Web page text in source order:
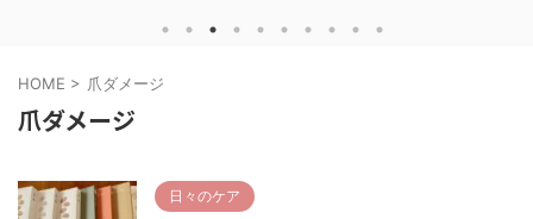
HOME > 爪ダメージ
爪ダメージ
日々のケア